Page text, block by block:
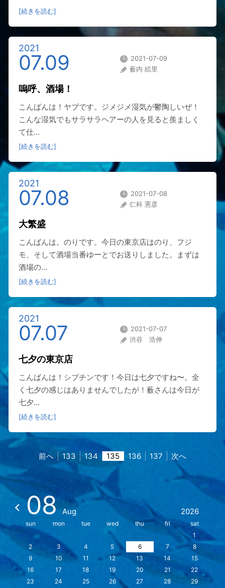
[続きを読む]
2021
07.09
2021-07-09
薮内 絵里
嗚呼、酒場！
こんばんは！ヤブです。ジメジメ湿気が鬱陶しいぜ！
こんな湿気でもサラサラヘアーの人を見ると羨ましく
て仕...
[続きを読む]
2021
07.08
2021-07-08
仁科 憲彦
大繁盛
こんばんは。のりです。今日の東京店はのり、フジ
モ、そして酒場当番ゆーとでお送りしました。まずは
酒場の...
[続きを読む]
2021
07.07
2021-07-07
渋谷 浩伸
七夕の東京店
こんばんは！シブチンです！今日は七夕ですね〜。全
く七夕の感じはありませんでしたが！薮さんは今日が
七夕...
[続きを読む]
前へ 133 134 135 136 137 次へ
08 Aug 2026
sun mon tue wed thu fri
sat
1
2
3 4 5 6 7
8
9
10 11 12 13 14
15
16
17 18 19 20 21
22
23
24 25 26 27 28
29